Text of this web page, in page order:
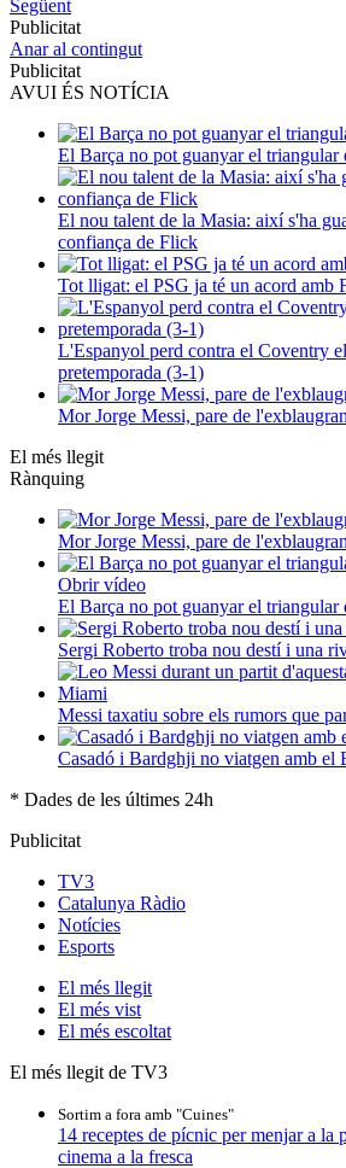
Següent
Publicitat
Anar al contingut
Publicitat
AVUI ÉS NOTÍCIA
El Barça no pot guanyar el triangular
El nou talent de la Masia: així s'ha
confiança de Flick
Tot lligat: el PSG ja té un acord amb
L'Espanyol perd contra el Coventry
pretemporada (3-1)
Mor Jorge Messi, pare de
El més llegit
Rànquing
Mor Jorge Messi, pare de
Obrir vídeo
El Barça no pot guanyar el triangular
Sergi Roberto troba nou destí i una
Messi taxatiu sobre els rumors que
Casadó i Bardghji no viatgen amb el
* Dades de les últimes 24h
Publicitat
TV3
Catalunya Ràdio
Notícies
Esports
El més llegit
El més vist
El més escoltat
El més llegit de TV3
Sortim a fora amb "Cuines"
14 receptes de pícnic per menjar a la
cinema a la fresca